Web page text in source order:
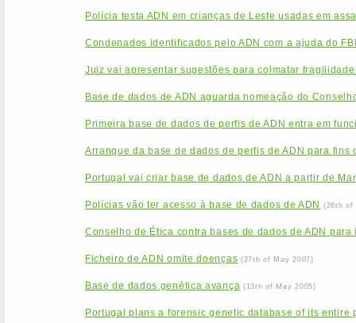
Polícia testa ADN em crianças de Leste usadas em
Condenados identificados pelo ADN com a ajuda do
Juiz vai apresentar sugestões para colmatar
Base de dados de ADN aguarda nomeação do
Primeira base de dados de perfis de ADN entra em
Arranque da base de dados de perfis de ADN para
Portugal vai criar base de dados de ADN a partir de
Polícias vão ter acesso à base de dados de ADN (26th of
Conselho de Ética contra bases de dados de ADN
Ficheiro de ADN omite doenças (27th of May 2007)
Base de dados genética avança (13th of May 2005)
Portugal plans a forensic genetic database of its entire